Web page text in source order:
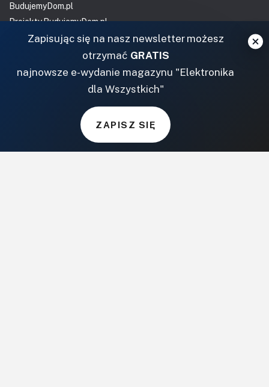
BudujemyDom.pl
Projekty.BudujemyDom.pl
CoZaIle.pl
Informator Budownictwa
ZielonyOgródek.pl
MagazynGitarzysta.pl
Zapisując się na nasz newsletter możesz
otrzymać GRATIS
najnowsze e-wydanie magazynu "Elektronika
dla Wszystkich"
ZAPISZ SIĘ